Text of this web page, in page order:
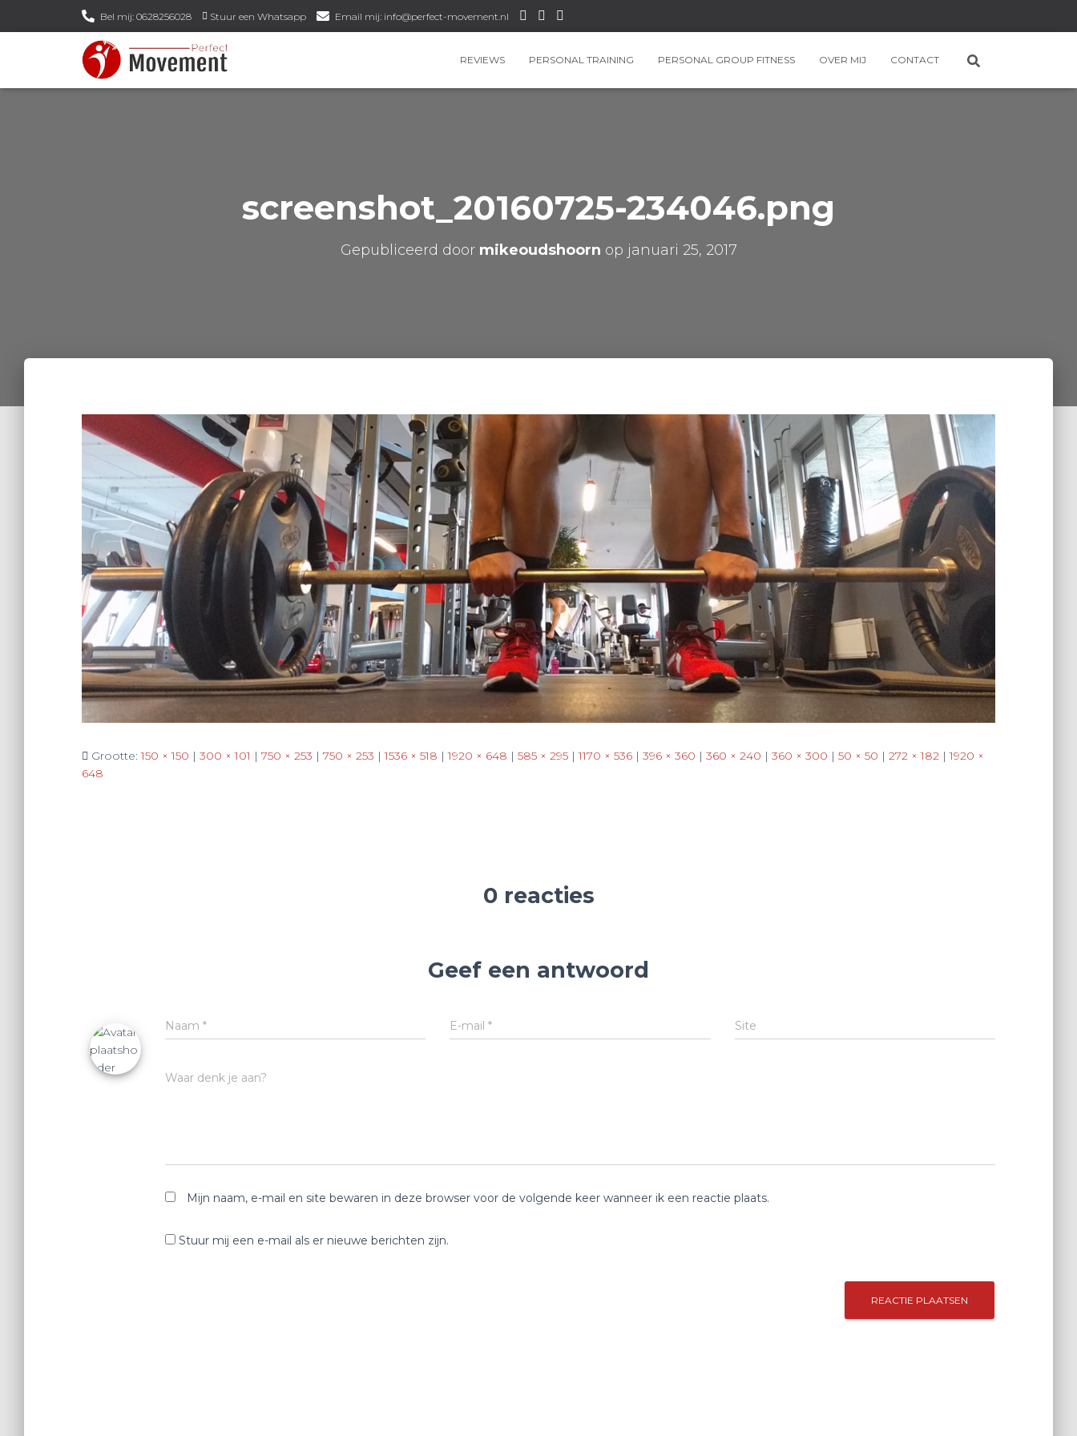
Bel mij: 0628256028 Stuur een Whatsapp Email mij: info@perfect-movement.nl
REVIEWS PERSONAL TRAINING PERSONAL GROUP FITNESS OVER MIJ CONTACT
screenshot_20160725-234046.png
Gepubliceerd door mikeoudshoorn op januari 25, 2017
Grootte:150 × 150 | 300 × 101 | 750 × 253 | 750 × 253 | 1536 × 518 | 1920 × 648 | 585 × 295 | 1170 × 536 | 396 × 360 | 360 × 240 | 360 × 300 | 50 × 50 | 272 × 182 | 1920 ×
648
0 reacties
Geef een antwoord
Naam * E-mail* Site
Waar denk je aan?
Mijn naam, e-mail en site bewaren in deze browser voor de volgende keer wanneer ik een reactie plaats.
Stuur mij een e-mail als er nieuwe berichten zijn.